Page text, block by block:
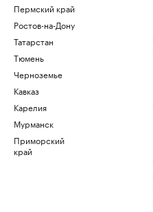
Пермский край
Ростов-на-Дону
Татарстан
Тюмень
Черноземье
Кавказ
Карелия
Мурманск
Приморский
край